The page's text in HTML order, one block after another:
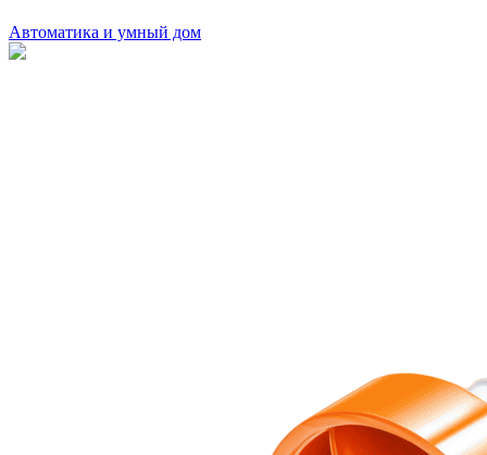
Автоматика и умный дом